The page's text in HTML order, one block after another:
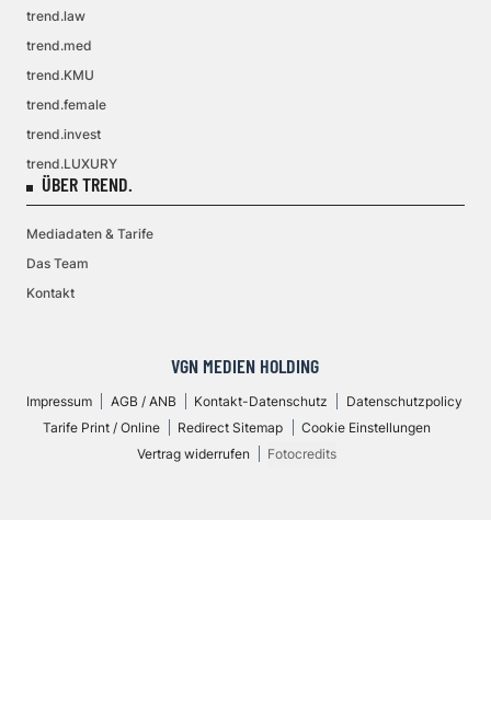
trend.law
trend.med
trend.KMU
trend.female
trend.invest
trend.LUXURY
ÜBER TREND.
Mediadaten & Tarife
Das Team
Kontakt
VGN MEDIEN HOLDING
Impressum AGB / ANB Kontakt-Datenschutz
Datenschutzpolicy
Tarife Print / Online
Redirect Sitemap
Cookie Einstellungen
Vertrag widerrufen
Fotocredits